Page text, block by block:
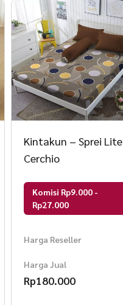
Kintakun – Sprei Lite
Cerchio
Komisi Rp9.000 -
Rp27.000
Harga Reseller
Harga Jual
Rp180.000